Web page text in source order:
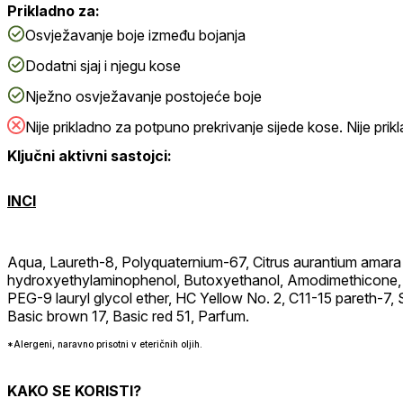
Prikladno za:
Osvježavanje boje između bojanja
Dodatni sjaj i njegu kose
Nježno osvježavanje postojeće boje
Nije prikladno za potpuno prekrivanje sijede kose. Nije
Ključni aktivni sastojci:
INCI
Aqua, Laureth-8, Polyquaternium-67, Citrus aurantium
hydroxyethylaminophenol, Butoxyethanol,
PEG-9 lauryl glycol ether, HC Yellow No. 2, C11-15 pareth-
Basic brown 17, Basic red 51, Parfum.
*Alergeni, naravno prisotni v eteričnih oljih.
KAKO SE KORISTI?